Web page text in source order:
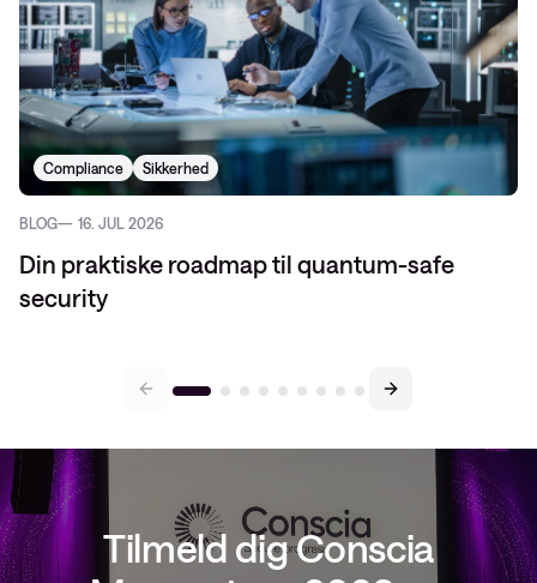
Compliance Sikkerhed
BLOG 16. JUL 2026
Din praktiske roadmap til quantum-safe
security
Tilmeld dig Conscia